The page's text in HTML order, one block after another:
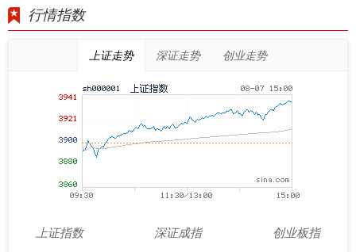
行情指数
上证走势 深证走势 创业走势
上证指数
深证成指
创业板指